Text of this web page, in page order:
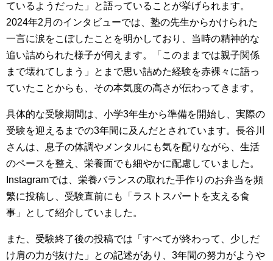
ているようだった」と語っていることが挙げられます。
2024年2月のインタビューでは、塾の先生からかけられた
一言に涙をこぼしたことを明かしており、当時の精神的な
追い詰められた様子が伺えます。「このままでは親子関係
まで壊れてしまう」とまで思い詰めた経験を赤裸々に語っ
ていたことからも、その本気度の高さが伝わってきます。
具体的な受験期間は、小学3年生から準備を開始し、実際の
受験を迎えるまでの3年間に及んだとされています。長谷川
さんは、息子の体調やメンタルにも気を配りながら、生活
のペースを整え、栄養面でも細やかに配慮していました。
Instagramでは、栄養バランスの取れた手作りのお弁当を頻
繁に投稿し、受験直前にも「ラストスパートを支える食
事」として紹介していました。
また、受験終了後の投稿では「すべてが終わって、少しだ
け肩の力が抜けた」との記述があり、3年間の努力がようや